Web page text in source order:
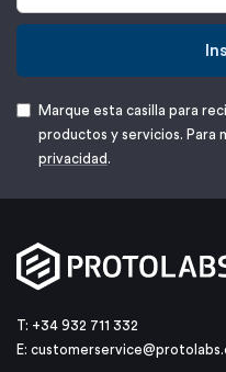
Marque esta casilla para
productos y servicios. Para
privacidad .
T: +34 932 711 332
E: